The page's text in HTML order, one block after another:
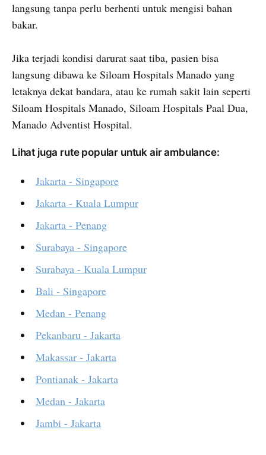
langsung tanpa perlu berhenti untuk mengisi bahan
bakar.
Jika terjadi kondisi darurat saat tiba, pasien bisa
langsung dibawa ke Siloam Hospitals Manado yang
letaknya dekat bandara, atau ke rumah sakit lain seperti
Siloam Hospitals Manado, Siloam Hospitals Paal Dua,
Manado Adventist Hospital.
Lihat juga rute popular untuk air ambulance:
Jakarta - Singapore
Jakarta - Kuala Lumpur
Jakarta - Penang
Surabaya - Singapore
Surabaya - Kuala Lumpur
Bali - Singapore
Medan - Penang
Pekanbaru - Jakarta
Makassar - Jakarta
Pontianak - Jakarta
Medan - Jakarta
Jambi - Jakarta